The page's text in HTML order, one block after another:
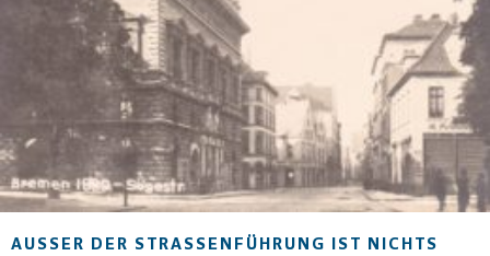
AUSSER DER STRASSENFÜHRUNG IST NICHTS GE